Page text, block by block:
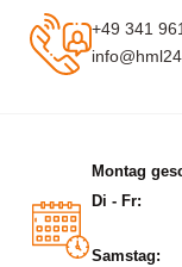
+49 341
Montag
Di - Fr:
Samstag: